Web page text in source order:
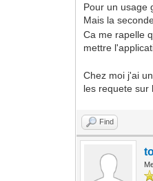
Pour un usage
Mais la
Ca me rapelle
mettre
Chez moi j'ai
les requete sur
Find